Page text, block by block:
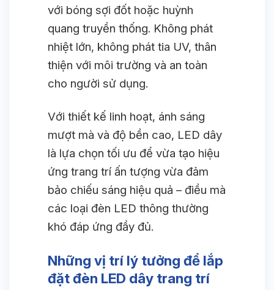
với bóng sợi đốt hoặc huỳnh
quang truyền thống. Không phát
nhiệt lớn, không phát tia UV, thân
thiện với môi trường và an toàn
cho người sử dụng.
Với thiết kế linh hoạt, ánh sáng
mượt mà và độ bền cao, LED dây
là lựa chọn tối ưu để vừa tạo hiệu
ứng trang trí ấn tượng vừa đảm
bảo chiếu sáng hiệu quả – điều mà
các loại đèn LED thông thường
khó đáp ứng đầy đủ.
Những vị trí lý tưởng để lắp
đặt đèn LED dây trang trí